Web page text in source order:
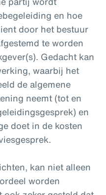
en hoe
door het bestuur
te worden
Gedacht kan
waarbij het
de algemene
neemt (tot en
en
doet in de kosten
kan niet alleen
worden